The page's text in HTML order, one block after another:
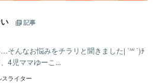
記事
んなお悩みをチラリと聞きました| ˙꒳ ˙)ﾁ
4児ママゆーこ...
ライター